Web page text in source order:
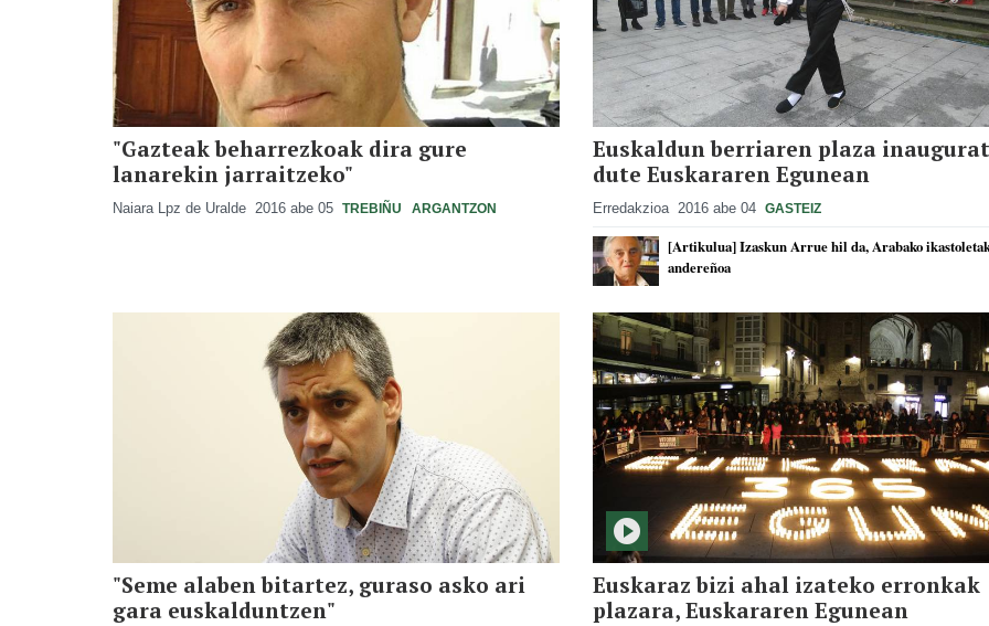
"Gazteak beharrezkoak dira gure
lanarekin jarraitzeko"
Naiara Lpz de Uralde 2016 abe 05 TREBIÑU ARGANTZON
Euskaldun berriaren plaza
dute Euskararen Egunean
Erredakzioa 2016 abe 04 GASTEIZ
[Artikulua] Izaskun Arrue hil da, Arabako
andereñoa
"Seme alaben bitartez, guraso asko ari
gara euskalduntzen"
Euskaraz bizi ahal izateko erronkak
plazara, Euskararen Egunean